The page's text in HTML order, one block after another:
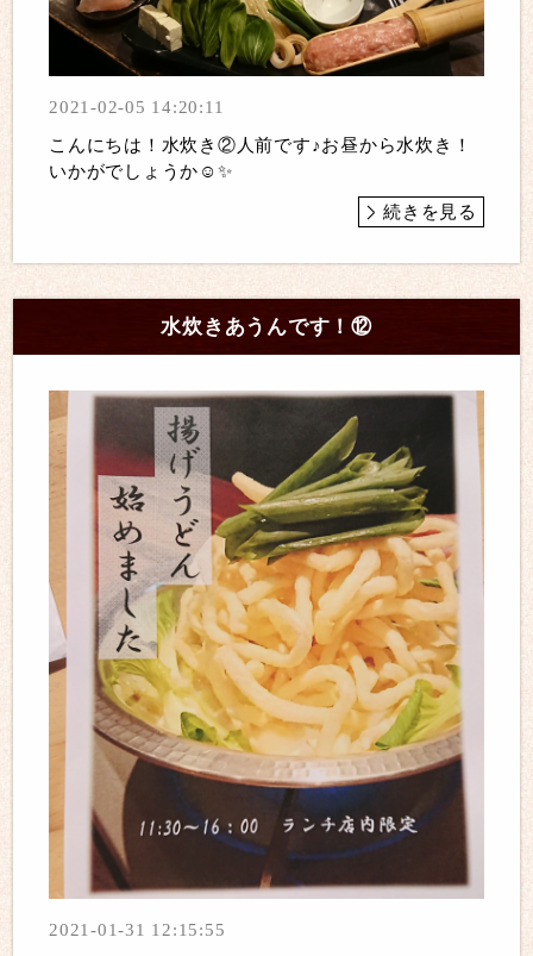
2021-02-05 14:20:11
こんにちは！水炊き②人前です♪お昼から水炊き！
いかがでしょうか☺️✨
続きを見る
水炊きあうんです！⑫
2021-01-31 12:15:55